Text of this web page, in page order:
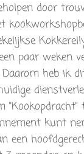
door
paar weken
heb ik
kunt
een